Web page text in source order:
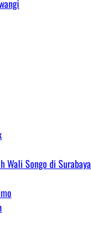
Wali Songo di Surabaya